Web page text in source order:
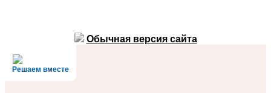
Обычная версия сайта
Решаем вместе